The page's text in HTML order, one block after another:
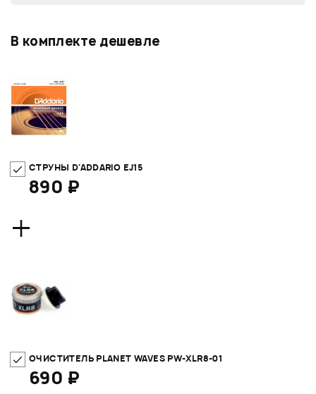
В комплекте дешевле
СТРУНЫ D'ADDARIO EJ15
890 ₽
+
ОЧИСТИТЕЛЬ PLANET WAVES PW-XLR8-01
690 ₽